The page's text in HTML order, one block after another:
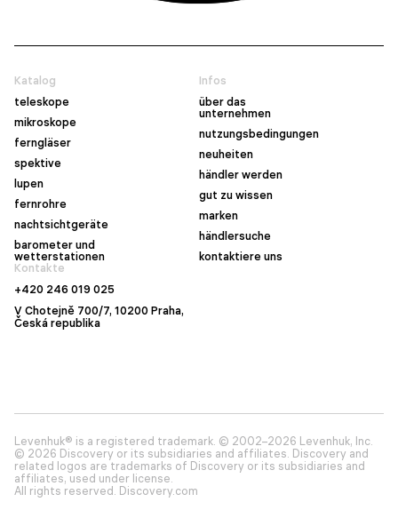
Katalog
teleskope
mikroskope
ferngläser
spektive
lupen
fernrohre
nachtsichtgeräte
barometer und
wetterstationen
Infos
über das
unternehmen
nutzungsbedingungen
neuheiten
händler werden
gut zu wissen
marken
händlersuche
kontaktiere uns
Kontakte
+420 246 019 025
V Chotejně 700/7, 10200 Praha,
Česká republika
Levenhuk® is a registered trademark. © 2002–2026 Levenhuk, Inc.
© 2026 Discovery or its subsidiaries and affiliates. Discovery and
related logos are trademarks of Discovery or its subsidiaries and
affiliates, used under license.
All rights reserved. Discovery.com